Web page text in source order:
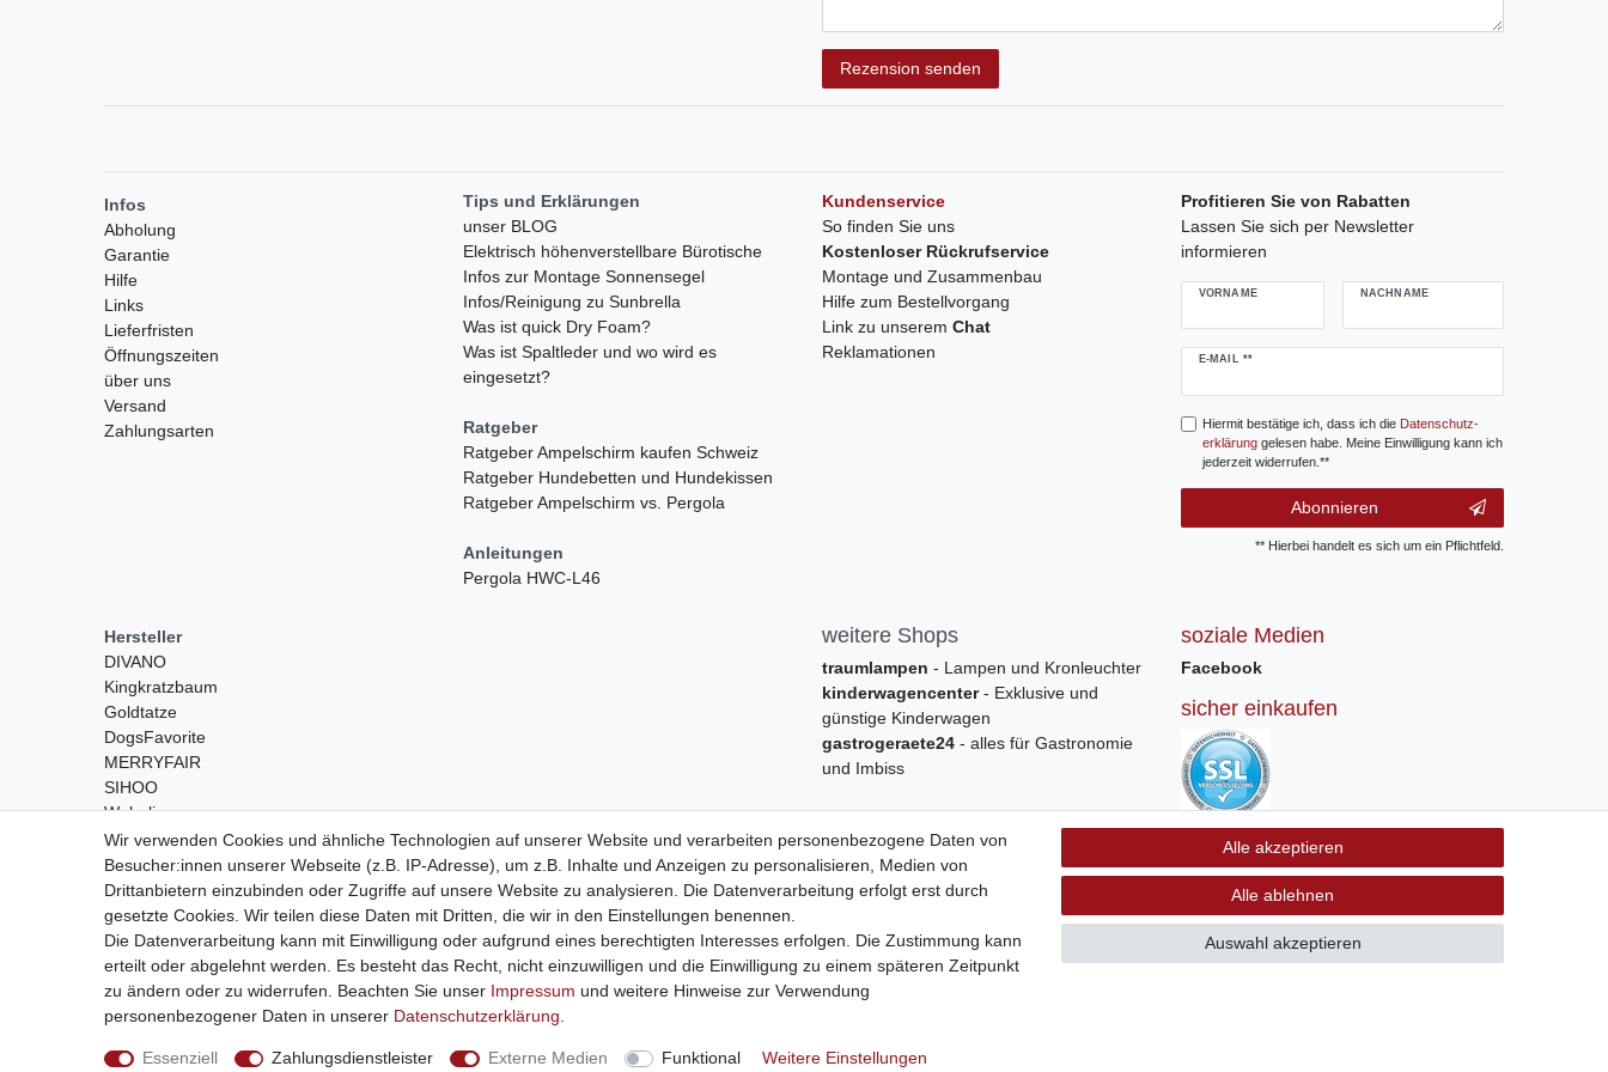
Rezension senden
Infos
Abholung
Garantie
Hilfe
Links
Lieferfristen
Öffnungszeiten
über uns
Versand
Zahlungsarten
Tips und Erklärungen
unser BLOG
Elektrisch höhenverstellbare Bürotische
Infos zur Montage Sonnensegel
Infos/Reinigung zu Sunbrella
Was ist quick Dry Foam?
Was ist Spaltleder und wo wird es
eingesetzt?
Ratgeber
Ratgeber Ampelschirm kaufen Schweiz
Ratgeber Hundebetten und Hundekissen
Ratgeber Ampelschirm vs. Pergola
Anleitungen
Pergola HWC-L46
Kundenservice
So finden Sie uns
Kostenloser Rückrufservice
Montage und Zusammenbau
Hilfe zum Bestellvorgang
Link zu unserem Chat
Reklamationen
Profitieren Sie von Rabatten
Lassen Sie sich per Newsletter
informieren
VORNAME NACHNAME
E-MAIL **
Newsletter
Hiermit bestätige ich, dass ich die Daten­schutz­
erklärunggelesen habe. Meine Einwilligung kann ich
jederzeit widerrufen.**
Abonnieren
** Hierbei handelt es sich um ein Pflichtfeld.
Hersteller
DIVANO
Kingkratzbaum
Goldtatze
DogsFavorite
MERRYFAIR
SIHOO
Wohnling
weitere Shops
traumlampen - Lampen und Kronleuchter
kinderwagencenter- Exklusive und
günstige Kinderwagen
gastrogeraete24 - alles für Gastronomie
und Imbiss
soziale Medien
Facebook
sicher einkaufen
Sichere Bestellung und Zahlung via SSL
Verschlüsselung
Wir verwenden Cookies und ähnliche Technologien auf unserer Website und verarbeiten personenbezogene Daten von
Besucher:innen unserer Webseite (z.B. IP-Adresse), um z.B. Inhalte und Anzeigen zu personalisieren, Medien von
Drittanbietern einzubinden oder Zugriffe auf unsere Website zu analysieren. Die Datenverarbeitung erfolgt erst durch
gesetzte Cookies. Wir teilen diese Daten mit Dritten, die wir in den Einstellungen benennen.
Die Datenverarbeitung kann mit Einwilligung oder aufgrund eines berechtigten Interesses erfolgen. Die Zustimmung kann
erteilt oder abgelehnt werden. Es besteht das Recht, nicht einzuwilligen und die Einwilligung zu einem späteren Zeitpunkt
zu ändern oder zu widerrufen. Beachten Sie unser Impressum und weitere Hinweise zur Verwendung
personenbezogener Daten in unserer Daten­schutz­erklärung
Essenziell Zahlungsdienstleister Externe Medien Funktional Weitere Einstellungen
Alle akzeptieren
Alle ablehnen
Auswahl akzeptieren
Widerrufs­recht
Widerrufs­formular Impressum Daten­schutz­erklärung
© Copyright 2026 | swisshandel24.ch | Firmensitz: 8598 Bottighofen, Schweiz | Hotline +41 56 534 72 67